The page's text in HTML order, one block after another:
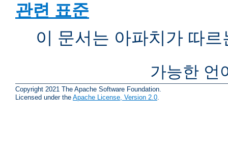
관련 표준
이 문서는 아파치가 따
가능한 언
Copyright 2021 The Apache Software Foundation.
Licensed under the Apache License, Version 2.0